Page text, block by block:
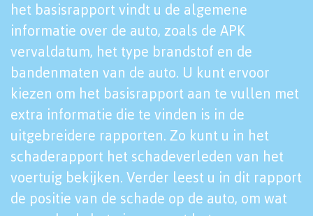
het basisrapport vindt u de algemene
informatie over de auto, zoals de APK
vervaldatum, het type brandstof en de
bandenmaten van de auto. U kunt ervoor
kiezen om het basisrapport aan te vullen met
extra informatie die te vinden is in de
uitgebreidere rapporten. Zo kunt u in het
schaderapport het schadeverleden van het
voertuig bekijken. Verder leest u in dit rapport
de positie van de schade op de auto, om wat